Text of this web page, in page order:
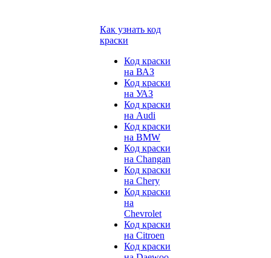
Как узнать код
краски
Код краски
на ВАЗ
Код краски
на УАЗ
Код краски
на Audi
Код краски
на BMW
Код краски
на Changan
Код краски
на Chery
Код краски
на
Chevrolet
Код краски
на Citroen
Код краски